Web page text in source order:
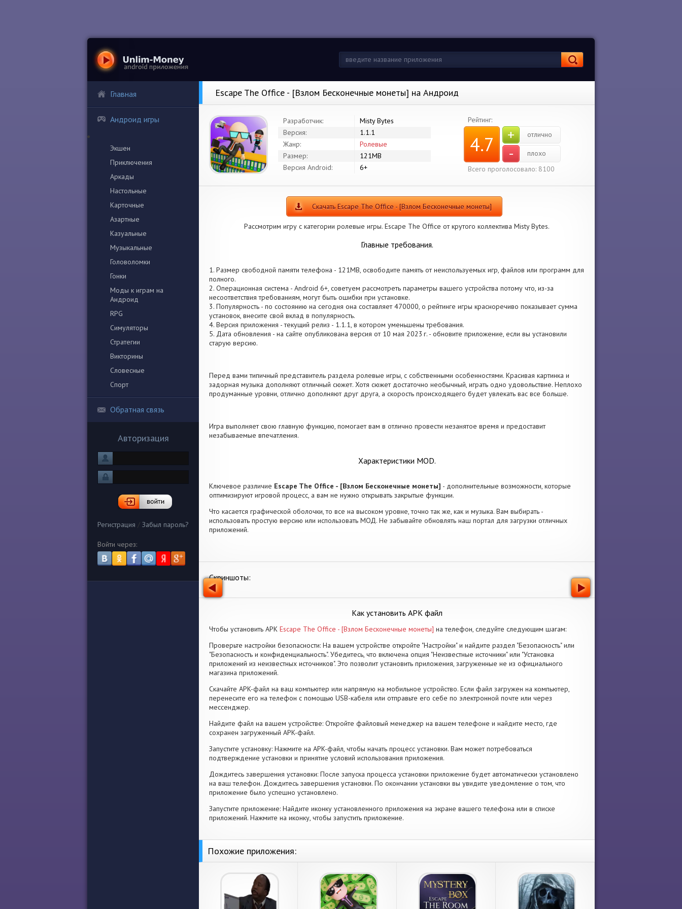
Главная
Андроид игры
Экшен
Приключения
Аркады
Настольные
Карточные
Азартные
Казуальные
Музыкальные
Головоломки
Гонки
Моды к играм на
Андроид
RPG
Симуляторы
Стратегии
Викторины
Словесные
Спорт
Обратная связь
Авторизация
Регистрация / Забыл пароль?
Войти через:
Escape The Office - [Взлом Бесконечные монеты] на Андроид
Разработчик:
Misty Bytes
Версия:
1.1.1
Жанр:
Ролевые
Размер:
121MB
Версия Android:
6+
Рейтинг:
4.7 + отлично
-
плохо
Всего проголосовало: 8100
Скачать Escape The Office - [Взлом Бесконечные монеты]
Рассмотрим игру с категории ролевые игры. Escape The Office от крутого коллектива Misty Bytes.
Главные требования.
1. Размер свободной памяти телефона - 121MB, освободите память от неиспользуемых игр, файлов или программ для
полного.
2. Операционная система - Android 6+, советуем рассмотреть параметры вашего устройства потому что, из-за
несоответствия требованиям, могут быть ошибки при установке.
3. Популярность - по состоянию на сегодня она составляет 470000, о рейтинге игры красноречиво показывает сумма
установок, внесите свой вклад в популярность.
4. Версия приложения - текущий релиз - 1.1.1, в котором уменьшены требования.
5. Дата обновления - на сайте опубликована версия от 10 мая 2023 г. - обновите приложение, если вы установили
старую версию.
Перед вами типичный представитель раздела ролевые игры, с собственными особенностями. Красивая картинка и
задорная музыка дополняют отличный сюжет. Хотя сюжет достаточно необычный, играть одно удовольствие. Неплохо
продуманные уровни, отлично дополняют друг друга, а скорость происходящего будет увлекать вас все больше.
Игра выполняет свою главную функцию, помогает вам в отлично провести незанятое время и предоставит
незабываемые впечатления.
Характеристики MOD.
Ключевое различие Escape The Office - [Взлом Бесконечные монеты] - дополнительные возможности, которые
оптимизируют игровой процесс, а вам не нужно открывать закрытые функции.
Что касается графической оболочки, то все на высоком уровне, точно так же, как и музыка. Вам выбирать -
использовать простую версию или использовать МОД. Не забывайте обновлять наш портал для загрузки отличных
приложений.
Скриншоты:
Как установить APK файл
Чтобы установить APK Escape The Office - [Взлом Бесконечные монеты] на телефон, следуйте следующим шагам:
Проверьте настройки безопасности: На вашем устройстве откройте "Настройки" и найдите раздел "Безопасность" или
"Безопасность и конфиденциальность". Убедитесь, что включена опция "Неизвестные источники" или "Установка
приложений из неизвестных источников". Это позволит установить приложения, загруженные не из официального
магазина приложений.
Скачайте APK-файл на ваш компьютер или напрямую на мобильное устройство. Если файл загружен на компьютер,
перенесите его на телефон с помощью USB-кабеля или отправьте его себе по электронной почте или через
мессенджер.
Найдите файл на вашем устройстве: Откройте файловый менеджер на вашем телефоне и найдите место, где
сохранен загруженный APK-файл.
Запустите установку: Нажмите на APK-файл, чтобы начать процесс установки. Вам может потребоваться
подтверждение установки и принятие условий использования приложения.
Дождитесь завершения установки: После запуска процесса установки приложение будет автоматически установлено
на ваш телефон. Дождитесь завершения установки. По окончании установки вы увидите уведомление о том, что
приложение было успешно установлено.
Запустите приложение: Найдите иконку установленного приложения на экране вашего телефона или в списке
приложений. Нажмите на иконку, чтобы запустить приложение.
Похожие приложения: